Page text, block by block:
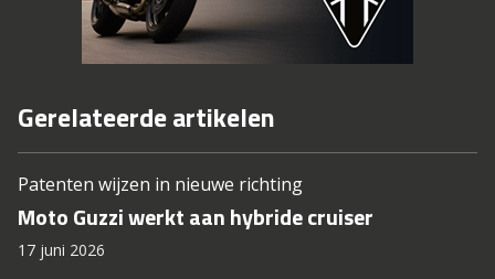
Gerelateerde artikelen
Patenten wijzen in nieuwe richting
Moto Guzzi werkt aan hybride cruiser
17 juni 2026